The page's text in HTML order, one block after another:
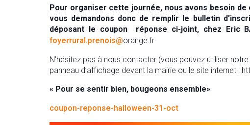
Pour organiser cette journée, nous avons besoin
vous demandons donc de remplir le bulletin
déposant le coupon réponse ci-joint, chez Eric
foyerrural.prenois@orange.fr
N’hésitez pas à nous contacter (vous pouvez utiliser
panneau d’affichage devant la mairie ou le site internet :
« Pour se sentir bien, bougeons ensemble»
coupon-reponse-halloween-31-oct